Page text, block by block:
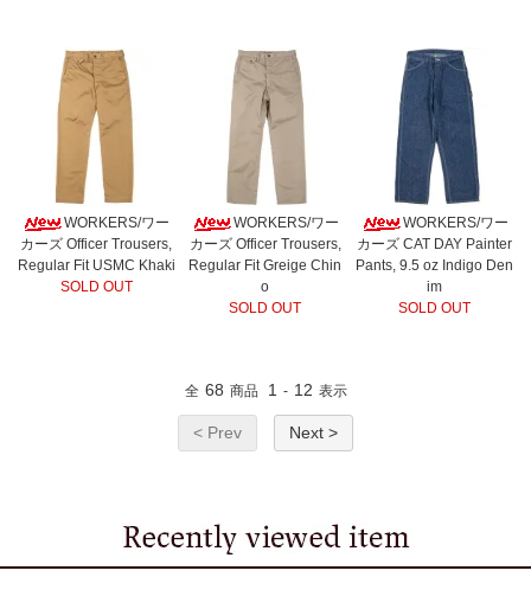
WORKERS/ワー
カーズ Officer Trousers,
Regular Fit USMC Khaki
SOLD OUT
WORKERS/ワー
カーズ Officer Trousers,
Regular Fit Greige Chin
o
SOLD OUT
WORKERS/ワー
カーズ CAT DAY Painter
Pants, 9.5 oz Indigo Den
im
SOLD OUT
全 68 商品 1 - 12 表示
< Prev Next >